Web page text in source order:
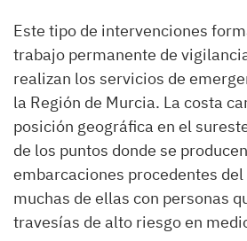
Este tipo de intervenciones
trabajo permanente de
realizan los servicios de
la Región de Murcia. La costa
posición geográfica en el
de los puntos donde se
embarcaciones procedentes
muchas de ellas con personas
travesías de alto riesgo en